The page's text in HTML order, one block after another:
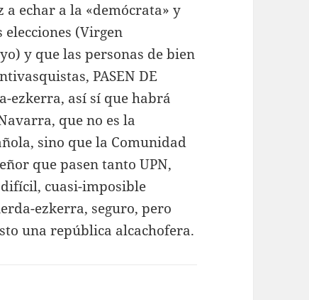
a echar a la «demócrata» y
(Virgen
y que las personas de bien
PASEN DE
ezkerra, así sí que habrá
que no es la
sino que la Comunidad
que pasen tanto UPN,
difícil, cuasi-imposible
ezkerra, seguro, pero
una república alcachofera.